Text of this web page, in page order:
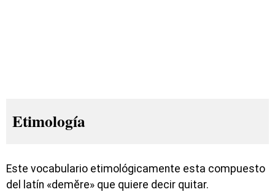
Etimología
Este vocabulario etimológicamente esta compuesto
del latín «demĕre» que quiere decir quitar.